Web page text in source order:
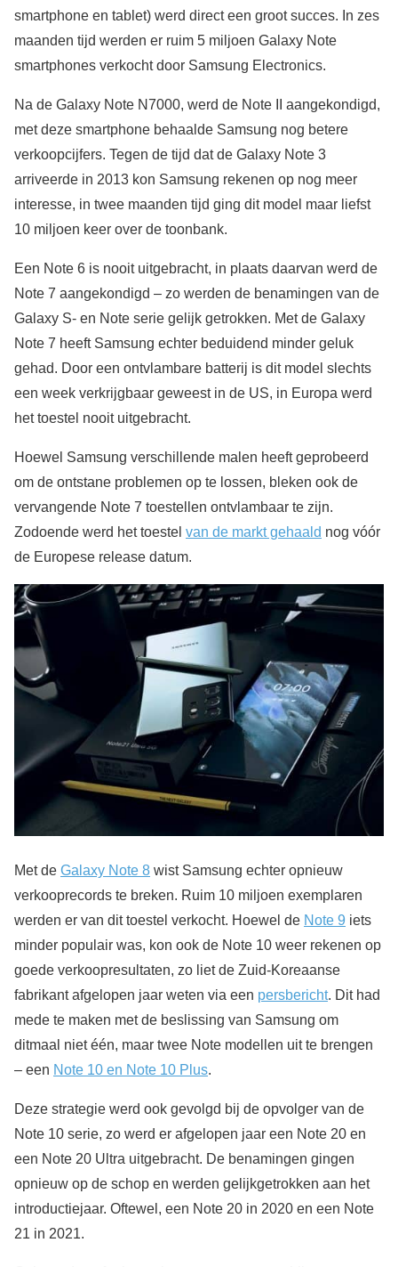
smartphone en tablet) werd direct een groot succes. In zes
maanden tijd werden er ruim 5 miljoen Galaxy Note
smartphones verkocht door Samsung Electronics.
Na de Galaxy Note N7000, werd de Note II aangekondigd,
met deze smartphone behaalde Samsung nog betere
verkoopcijfers. Tegen de tijd dat de Galaxy Note 3
arriveerde in 2013 kon Samsung rekenen op nog meer
interesse, in twee maanden tijd ging dit model maar liefst
10 miljoen keer over de toonbank.
Een Note 6 is nooit uitgebracht, in plaats daarvan werd de
Note 7 aangekondigd – zo werden de benamingen van de
Galaxy S- en Note serie gelijk getrokken. Met de Galaxy
Note 7 heeft Samsung echter beduidend minder geluk
gehad. Door een ontvlambare batterij is dit model slechts
een week verkrijgbaar geweest in de US, in Europa werd
het toestel nooit uitgebracht.
Hoewel Samsung verschillende malen heeft geprobeerd
om de ontstane problemen op te lossen, bleken ook de
vervangende Note 7 toestellen ontvlambaar te zijn.
Zodoende werd het toestel van de markt gehaald nog vóór
de Europese release datum.
Met de Galaxy Note 8 wist Samsung echter opnieuw
verkooprecords te breken. Ruim 10 miljoen exemplaren
werden er van dit toestel verkocht. Hoewel de Note 9 iets
minder populair was, kon ook de Note 10 weer rekenen op
goede verkoopresultaten, zo liet de Zuid-Koreaanse
fabrikant afgelopen jaar weten via een persbericht. Dit had
mede te maken met de beslissing van Samsung om
ditmaal niet één, maar twee Note modellen uit te brengen
– een Note 10 en Note 10 Plus.
Deze strategie werd ook gevolgd bij de opvolger van de
Note 10 serie, zo werd er afgelopen jaar een Note 20 en
een Note 20 Ultra uitgebracht. De benamingen gingen
opnieuw op de schop en werden gelijkgetrokken aan het
introductiejaar. Oftewel, een Note 20 in 2020 en een Note
21 in 2021.